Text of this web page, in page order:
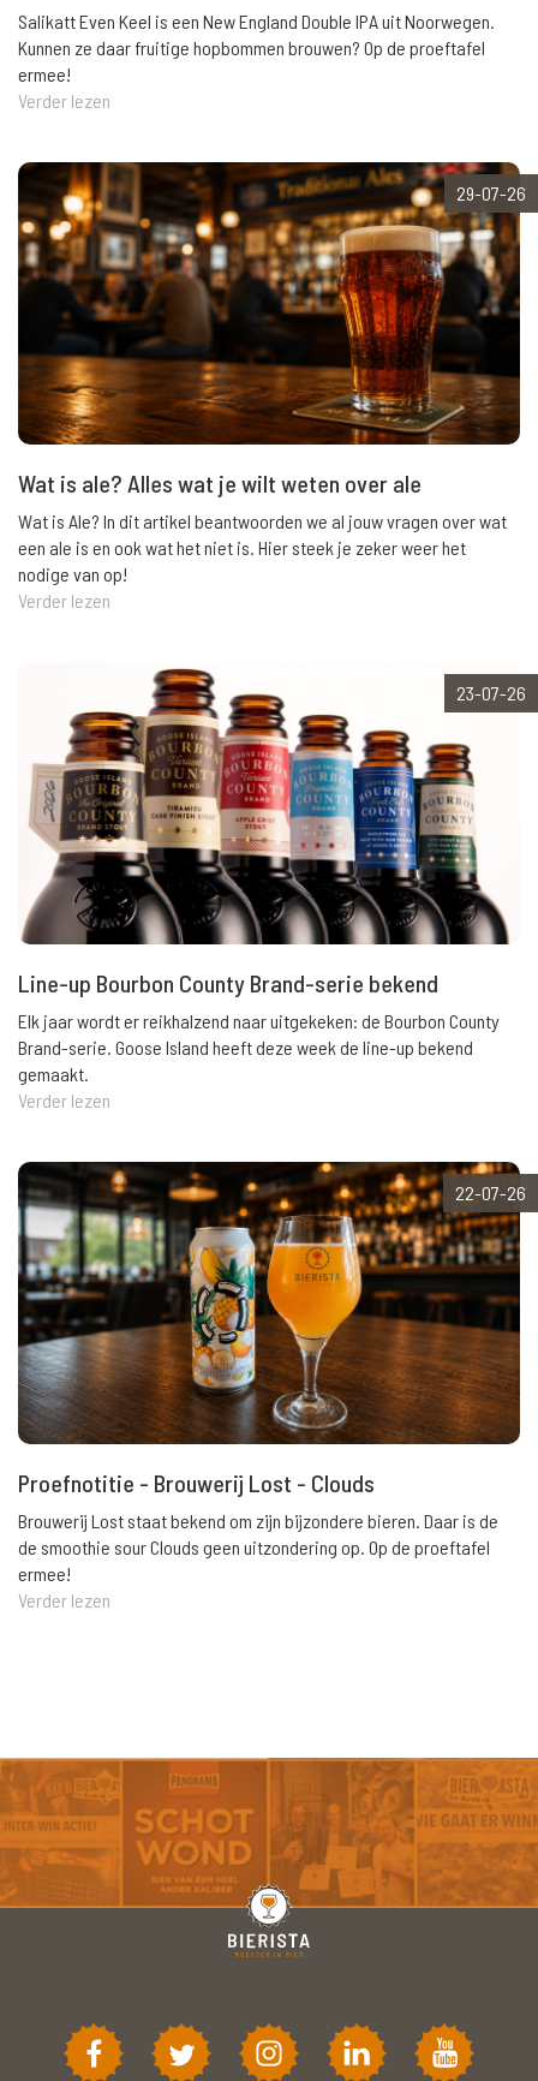
Salikatt Even Keel is een New England Double IPA uit Noorwegen.
Kunnen ze daar fruitige hopbommen brouwen? Op de proeftafel
ermee!
Verder lezen
29-07-26
Wat is ale? Alles wat je wilt weten over ale
Wat is Ale? In dit artikel beantwoorden we al jouw vragen over wat
een ale is en ook wat het niet is. Hier steek je zeker weer het
nodige van op!
Verder lezen
23-07-26
Line-up Bourbon County Brand-serie bekend
Elk jaar wordt er reikhalzend naar uitgekeken: de Bourbon County
Brand-serie. Goose Island heeft deze week de line-up bekend
gemaakt.
Verder lezen
22-07-26
Proefnotitie - Brouwerij Lost - Clouds
Brouwerij Lost staat bekend om zijn bijzondere bieren. Daar is de
de smoothie sour Clouds geen uitzondering op. Op de proeftafel
ermee!
Verder lezen